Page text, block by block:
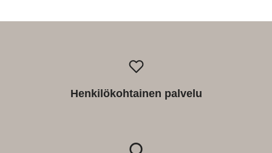
Henkilökohtainen palvelu